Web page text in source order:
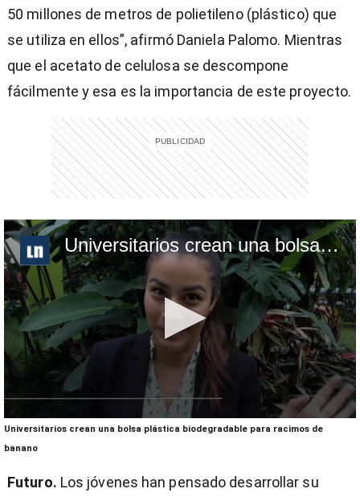
50 millones de metros de polietileno (plástico) que
se utiliza en ellos”, afirmó Daniela Palomo. Mientras
que el acetato de celulosa se descompone
fácilmente y esa es la importancia de este proyecto.
Universitarios crean una bolsa plástica biodegradable para racimos de banano
0
seconds
of
minute,
9
Universitarios crean una bolsa plástica biodegradable para racimos de
banano
Futuro. Los jóvenes han pensado desarrollar su